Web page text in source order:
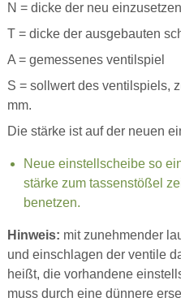
N = dicke der neu
T = dicke der ausgebauten
A = gemessenes ventilspiel
S = sollwert des ventilspiels,
mm.
Die stärke ist auf der neuen
Neue einstellscheibe so
stärke zum tassenstößel
benetzen.
Hinweis: mit zunehmender
und einschlagen der ventile
heißt, die vorhandene
muss durch eine dünnere